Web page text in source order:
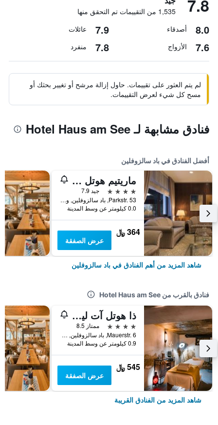
7.8 1,535 من التقييمات تم التحقق منها
8.0 أصدقاء 7.9 عائلات
7.6 الأزواج 7.8 منفرد
لم يتم العثور على تقييمات. حاول إزالة مرشح أو تغيير بحثك أو
مسح كل شيء لعرض التقييمات.
فنادق مشابهة لـ Hotel Haus am See
أفضل الفنادق في باد سالزوفلين
ماريتيم هوتل باد سالزوفلين
4 نجوم
جيد 7.9
Parkstr. 53, باد سالزوفلين, ولاية شمال الراين وستفاليا, ألمانيا
0.0 كيلومتر عن وسط المدينة
364 ﷼
عرض الصفقة
شاهد المزيد من أهم الفنادق في باد سالزوفلين
فنادق بالقرب من Hotel Haus am See
ذا هوتل آت ليبيشير هوف
4 نجوم
ممتاز 8.5
Mauerstr. 6, باد سالزوفلين, ولاية شمال الراين وستفاليا, ألمانيا
0.9 كيلومتر عن وسط المدينة
545 ﷼
عرض الصفقة
شاهد المزيد من الفنادق القريبة